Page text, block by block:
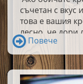
съчетан с вкус
това е вашия
лесно, че дори
се забавлявате.
Повече